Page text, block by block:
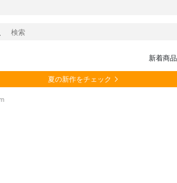
新着商品
夏の新作をチェック